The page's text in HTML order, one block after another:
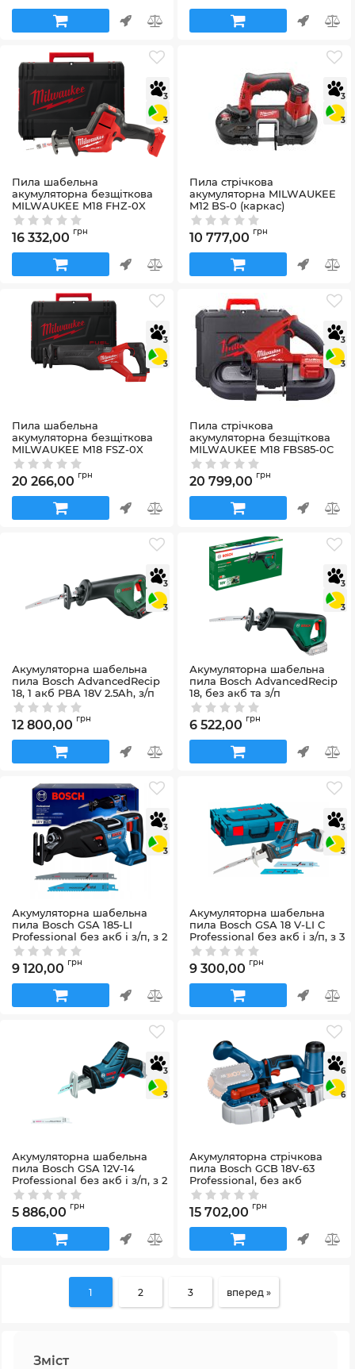
3
3
Пила шабельна
акумуляторна безщіткова
MILWAUKEE M18 FHZ-0X
(каркас+HDкейс)
Артикул: 4933459887
16 332,00 грн
3
3
Пила стрічкова
акумуляторна MILWAUKEE
M12 BS-0 (каркас)
Артикул:4933431310
10 777,00 грн
3
3
Пила шабельна
акумуляторна безщіткова
MILWAUKEE M18 FSZ-0X
(каркас+HDкейс)
Артикул:4933478293
20 266,00 грн
3
3
Пила стрічкова
акумуляторна безщіткова
MILWAUKEE M18 FBS85-0C
(каркас+кейс)
Артикул:4933471496
20 799,00 грн
3
3
Акумуляторна шабельна
пила Bosch AdvancedRecip
18, 1 акб PBA 18V 2.5Ah, з/п
AL 1830 CV
Артикул: 06033B2403
12 800,00 грн
3
3
Акумуляторна шабельна
пила Bosch AdvancedRecip
18, без акб та з/п
Артикул:06033B2402
6 522,00 грн
3
3
Акумуляторна шабельна
пила Bosch GSA 185-LI
Professional без акб і з/п, з 2
полотнами, в картоні
Артикул:06016C0020
9 120,00 грн
3
3
Акумуляторна шабельна
пила Bosch GSA 18 V-LI C
Professional без акб і з/п, з 3
полотнами, в L-BOXX 136
Артикул: 06016A5001
9 300,00 грн
3
3
Акумуляторна шабельна
пила Bosch GSA 12V-14
Professional без акб і з/п, з 2
полотнами в картоні
Артикул: 060164L902
5 886,00 грн
6
6
Акумуляторна стрічкова
пила Bosch GCB 18V-63
Professional, без акб
Артикул:06012A0400
15 702,00 грн
1 2 3 вперед »
Зміст